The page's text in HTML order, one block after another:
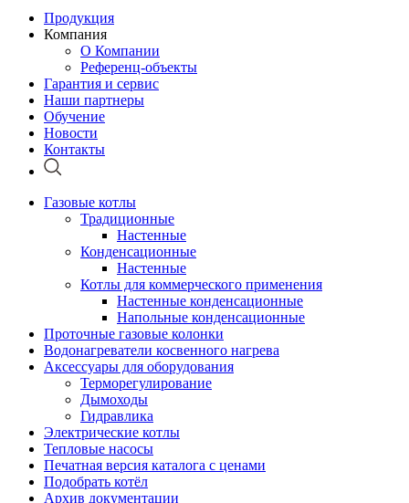
Продукция
Компания
О Компании
Референц-объекты
Гарантия и сервис
Наши партнеры
Обучение
Новости
Контакты
Газовые котлы
Традиционные
Настенные
Конденсационные
Настенные
Котлы для коммерческого применения
Настенные конденсационные
Напольные конденсационные
Проточные газовые колонки
Водонагреватели косвенного нагрева
Аксессуары для оборудования
Терморегулирование
Дымоходы
Гидравлика
Электрические котлы
Тепловые насосы
Печатная версия каталога с ценами
Подобрать котёл
Архив документации